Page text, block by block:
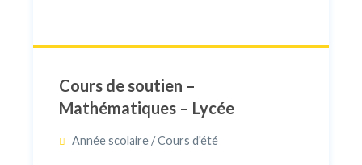
Cours de soutien –
Mathématiques – Lycée
Année scolaire / Cours d'été